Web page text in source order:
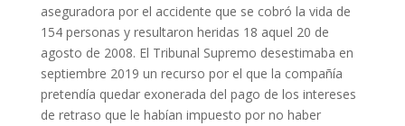
aseguradora por el accidente que se cobró la vida de
154 personas y resultaron heridas 18 aquel 20 de
agosto de 2008. El Tribunal Supremo desestimaba en
septiembre 2019 un recurso por el que la compañía
pretendía quedar exonerada del pago de los intereses
de retraso que le habían impuesto por no haber